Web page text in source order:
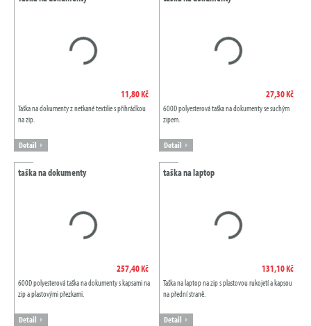
11,80 Kč
Taška na dokumenty z netkané textilie s přihrádkou
na zip.
Detail
27,30 Kč
600D polyesterová taška na dokumenty se suchým
zipem.
Detail
taška na dokumenty
257,40 Kč
600D polyesterová taška na dokumenty s kapsami na
zip a plastovými přezkami.
Detail
taška na laptop
131,10 Kč
Taška na laptop na zip s plastovou rukojetí a kapsou
na přední straně.
Detail